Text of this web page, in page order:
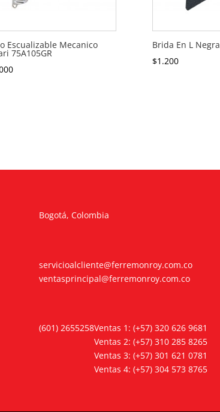
Escualizable Mecanico
75A105GR
Brida En L Negra
$1.200
Bogotá, Colombia
servicioalcliente@ferremonroy.com.co
ventasprincipal@ferremonroy.com.co
(601) 2655258Ventas 1: (+57) 320 626 9681
Ventas 2: (+57) 310 285 8265
Ventas 3: (+57) 301 621 0781
Ventas 4: (+57) 304 573 8765